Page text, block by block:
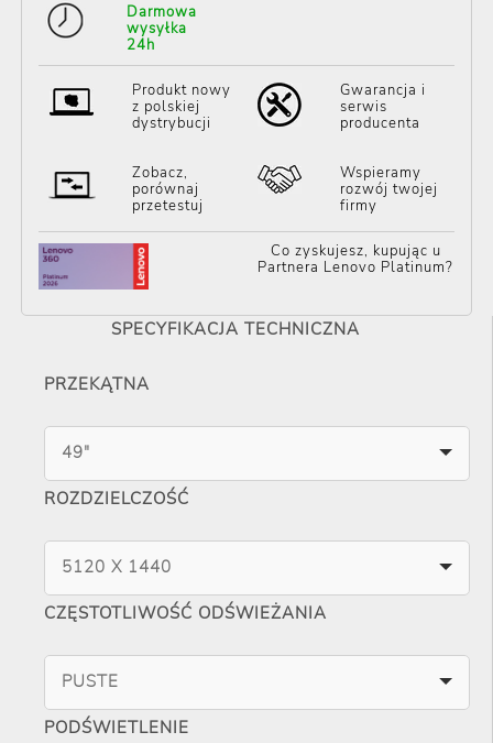
Darmowa
wysyłka
24h
Produkt nowy
z polskiej
dystrybucji
Gwarancja i
serwis
producenta
Zobacz,
porównaj
przetestuj
Wspieramy
rozwój twojej
firmy
Co zyskujesz, kupując u
Partnera Lenovo Platinum?
SPECYFIKACJA TECHNICZNA
PRZEKĄTNA
49"
ROZDZIELCZOŚĆ
5120 X 1440
CZĘSTOTLIWOŚĆ ODŚWIEŻANIA
PUSTE
PODŚWIETLENIE